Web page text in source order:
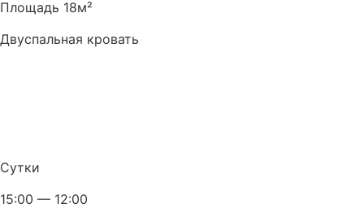
Площадь 18м²
Двуспальная кровать
Сутки
15:00 — 12:00